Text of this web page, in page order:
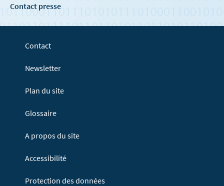
Contact presse
Contact
Newsletter
Plan du site
Glossaire
A propos du site
Accessibilité
Protection des données